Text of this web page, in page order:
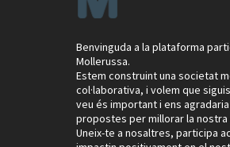
Benvinguda a la plataforma
Mollerussa.
Estem construint una societat
col·laborativa, i volem que
veu és important i ens
propostes per millorar la nostra
Uneix-te a nosaltres, participa